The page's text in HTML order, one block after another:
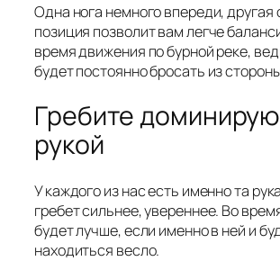
Одна нога немного впереди, другая
позиция позволит вам легче
время движения по бурной реке,
будет постоянно бросать из
Гребите
рукой
У каждого из нас есть именно та
гребет сильнее, увереннее. Во
будет лучше, если именно в ней и
находиться весло.